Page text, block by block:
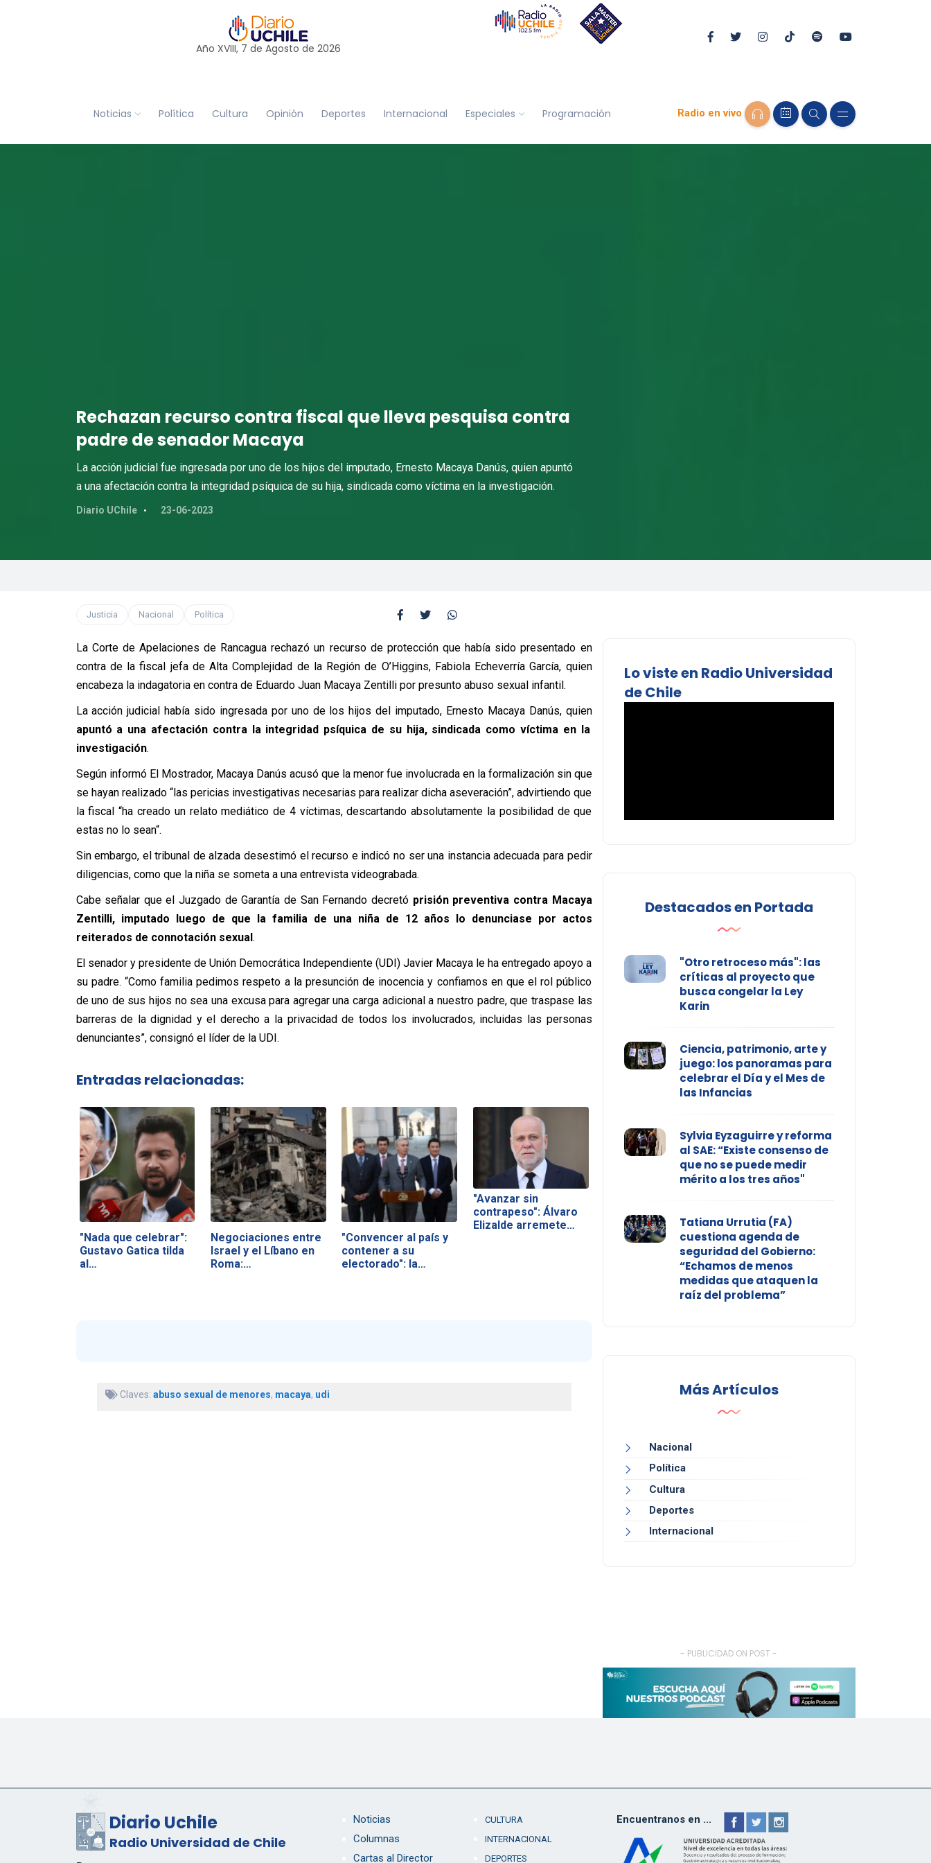
Año XVIII, 7 de Agosto de 2026
Noticias Política Cultura Opinión Deportes Internacional Especiales Programación Radio en vivo
Rechazan recurso contra fiscal que lleva pesquisa contra
padre de senador Macaya
La acción judicial fue ingresada por uno de los hijos del imputado, Ernesto Macaya Danús, quien apuntó
a una afectación contra la integridad psíquica de su hija, sindicada como víctima en la investigación.
Diario UChile 23-06-2023
Justicia Nacional Política
La Corte de Apelaciones de Rancagua rechazó un recurso de protección que había sido presentado en
contra de la fiscal jefa de Alta Complejidad de la Región de O’Higgins, Fabiola Echeverría García, quien
encabeza la indagatoria en contra de Eduardo Juan Macaya Zentilli por presunto abuso sexual infantil.
La acción judicial había sido ingresada por uno de los hijos del imputado, Ernesto Macaya Danús, quien
apuntó a una afectación contra la integridad psíquica de su hija, sindicada como víctima en la
investigación.
Según informó El Mostrador, Macaya Danús acusó que la menor fue involucrada en la formalización sin que
se hayan realizado “las pericias investigativas necesarias para realizar dicha aseveración”, advirtiendo que
la fiscal “ha creado un relato mediático de 4 víctimas, descartando absolutamente la posibilidad de que
estas no lo sean“.
Sin embargo, el tribunal de alzada desestimó el recurso e indicó no ser una instancia adecuada para pedir
diligencias, como que la niña se someta a una entrevista videograbada.
Cabe señalar que el Juzgado de Garantía de San Fernando decretó prisión preventiva contra Macaya
Zentilli, imputado luego de que la familia de una niña de 12 años lo denunciase por actos
reiterados de connotación sexual.
El senador y presidente de Unión Democrática Independiente (UDI) Javier Macaya le ha entregado apoyo a
su padre. “Como familia pedimos respeto a la presunción de inocencia y confiamos en que el rol público
de uno de sus hijos no sea una excusa para agregar una carga adicional a nuestro padre, que traspase las
barreras de la dignidad y el derecho a la privacidad de todos los involucrados, incluidas las personas
denunciantes”, consignó el líder de la UDI.
Entradas relacionadas:
"Nada que celebrar":
Gustavo Gatica tilda
al…
Negociaciones entre
Israel y el Líbano en
Roma:…
"Convencer al país y
contener a su
electorado": la…
"Avanzar sin
contrapeso": Álvaro
Elizalde arremete…
Claves: abuso sexual de menores, macaya, udi
Lo viste en Radio Universidad
de Chile
Destacados en Portada
"Otro retroceso más": las
críticas al proyecto que
busca congelar la Ley
Karin
Ciencia, patrimonio, arte y
juego: los panoramas para
celebrar el Día y el Mes de
las Infancias
Sylvia Eyzaguirre y reforma
al SAE: “Existe consenso de
que no se puede medir
mérito a los tres años"
Tatiana Urrutia (FA)
cuestiona agenda de
seguridad del Gobierno:
“Echamos de menos
medidas que ataquen la
raíz del problema”
Más Artículos
Nacional
Política
Cultura
Deportes
Internacional
- PUBLICIDAD ON POST -
Diario Uchile
Radio Universidad de Chile
Noticias
Columnas
Cartas al Director
CULTURA
INTERNACIONAL
DEPORTES
Encuentranos en ...